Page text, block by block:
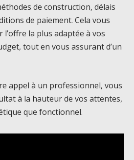
de construction, délais
de paiement. Cela vous
l’offre la plus adaptée à vos
tout en vous assurant d’un
appel à un professionnel, vous
à la hauteur de vos attentes,
que fonctionnel.